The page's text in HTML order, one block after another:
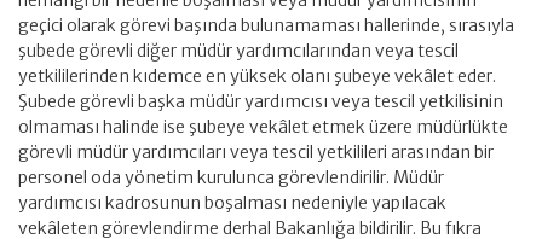
geçici olarak görevi başında bulunamaması hallerinde, sırasıyla
şubede görevli diğer müdür yardımcılarından veya tescil
yetkililerinden kıdemce en yüksek olanı şubeye vekâlet eder.
Şubede görevli başka müdür yardımcısı veya tescil yetkilisinin
olmaması halinde ise şubeye vekâlet etmek üzere müdürlükte
görevli müdür yardımcıları veya tescil yetkilileri arasından bir
personel oda yönetim kurulunca görevlendirilir. Müdür
yardımcısı kadrosunun boşalması nedeniyle yapılacak
vekâleten görevlendirme derhal Bakanlığa bildirilir. Bu fıkra